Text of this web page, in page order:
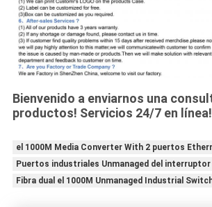
Bienvenido a enviarnos una
productos! Servicios 24/7 en línea!
el 1000M Media Converter With 2 puertos
Puertos industriales Unmanaged del interruptor
Fibra dual el 1000M Unmanaged Industrial